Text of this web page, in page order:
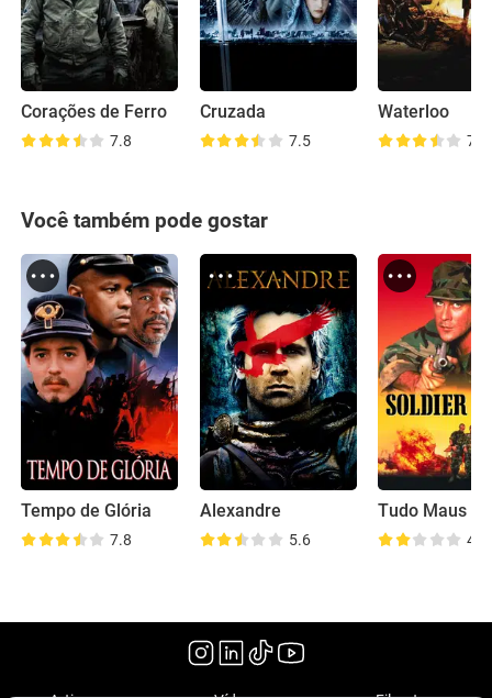
Corações de Ferro
7.8
Cruzada
7.5
Waterloo
7.2
Você também pode gostar
Tempo de Glória
7.8
Alexandre
5.6 4.4
(2000)